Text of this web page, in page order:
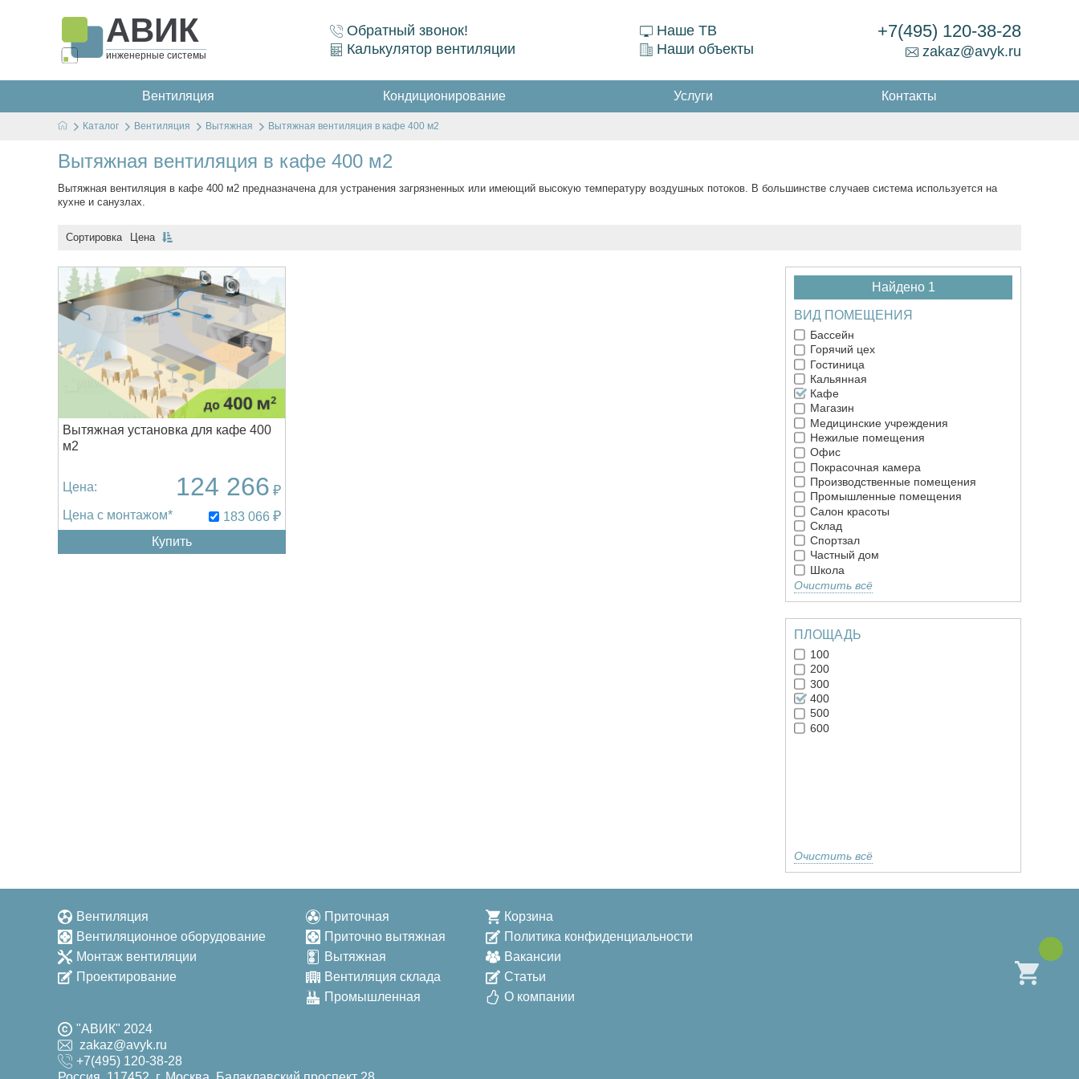
АВИК
инженерные системы
Обратный звонок!
Калькулятор вентиляции
Наше ТВ
Наши объекты
+7(495) 120-38-28
zakaz@avyk.ru
Вентиляция Кондиционирование Услуги Контакты
Каталог Вентиляция Вытяжная Вытяжная вентиляция в кафе 400 м2
Вытяжная вентиляция в кафе 400 м2
Вытяжная вентиляция в кафе 400 м2 предназначена для устранения загрязненных или имеющий высокую температуру воздушных потоков. В большинстве случаев система используется на
кухне и санузлах.
Сортировка Цена
Вытяжная установка для кафе 400
м2
Цена: 124 266 ₽
Цена с монтажом* 183 066 ₽
Купить
Найдено 1
ВИД ПОМЕЩЕНИЯ
Бассейн
Горячий цех
Гостиница
Кальянная
Кафе
Магазин
Медицинские учреждения
Нежилые помещения
Офис
Покрасочная камера
Производственные помещения
Промышленные помещения
Салон красоты
Склад
Спортзал
Частный дом
Школа
Очистить всё
ПЛОЩАДЬ
100
200
300
400
500
600
Очистить всё
Вентиляция
Вентиляционное оборудование
Монтаж вентиляции
Проектирование
Приточная
Приточно вытяжная
Вытяжная
Вентиляция склада
Промышленная
Корзина
Политика конфиденциальности
Вакансии
Статьи
О компании
"АВИК" 2024
zakaz@avyk.ru
+7(495) 120-38-28